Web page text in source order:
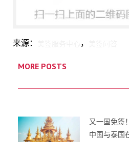
来源： ，
MORE POSTS
又一国免签
中国与泰国